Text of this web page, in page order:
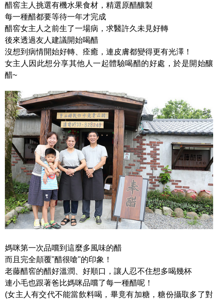
醋窖主人挑選有機水果食材，精選原醋釀製
每一種醋都要等待一年才完成
醋窖女主人之前生了一場病，求醫許久未見好轉
後來透過友人建議開始喝醋
沒想到病情開始好轉、痊癒，連皮膚都變得更有光澤！
女主人因此想分享其他人一起體驗喝醋的好處，於是開始釀
醋~
媽咪第一次品嚐到這麼多風味的醋
而且完全顛覆"醋很嗆"的印象！
老藤醋窖的醋好溫潤、好順口，讓人忍不住想多喝幾杯
連小毛也跟著爸比媽咪品嚐了每一種醋呢！
(女主人有交代不能當飲料喝，畢竟有加糖，糖份攝取多了對